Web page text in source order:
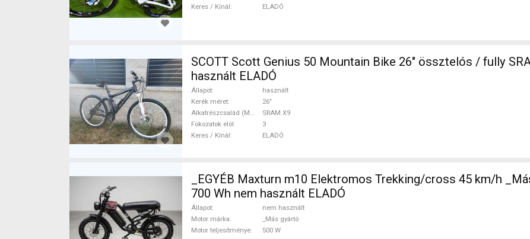
Keres / Kínál
ELADÓ
SCOTT Scott Genius 50 Mountain Bike 26" össztelós / fully
használt ELADÓ
Állapot
használt
Kerék méret
26"
Alkatrészcsalád (MTB)
SRAM X9
Fokozatok elöl
3
Keres / Kínál
ELADÓ
_EGYÉB Maxturn m10 Elektromos Trekking/cross 45 km/h
700 Wh nem használt ELADÓ
Állapot
nem használt
Motor márka
_Más gyártó
Motor teljesítménye
500 W